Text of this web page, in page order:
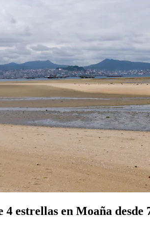
4 estrellas en Moaña desde